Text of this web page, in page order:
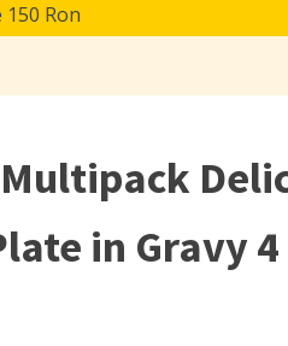
Ron
in Gravy 4